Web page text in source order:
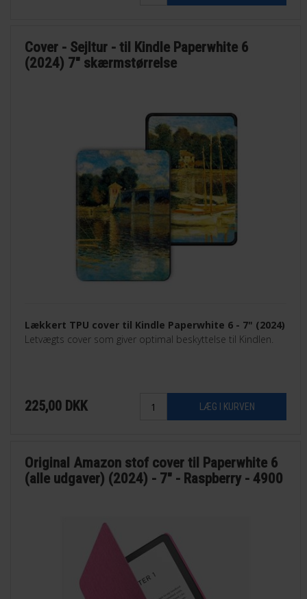
Cover - Sejltur - til Kindle Paperwhite 6
(2024) 7" skærmstørrelse
Lækkert TPU cover til Kindle Paperwhite 6 - 7" (2024)
Letvægts cover som giver optimal beskyttelse til Kindlen.
225,00 DKK
Original Amazon stof cover til Paperwhite 6
(alle udgaver) (2024) - 7" - Raspberry - 4900